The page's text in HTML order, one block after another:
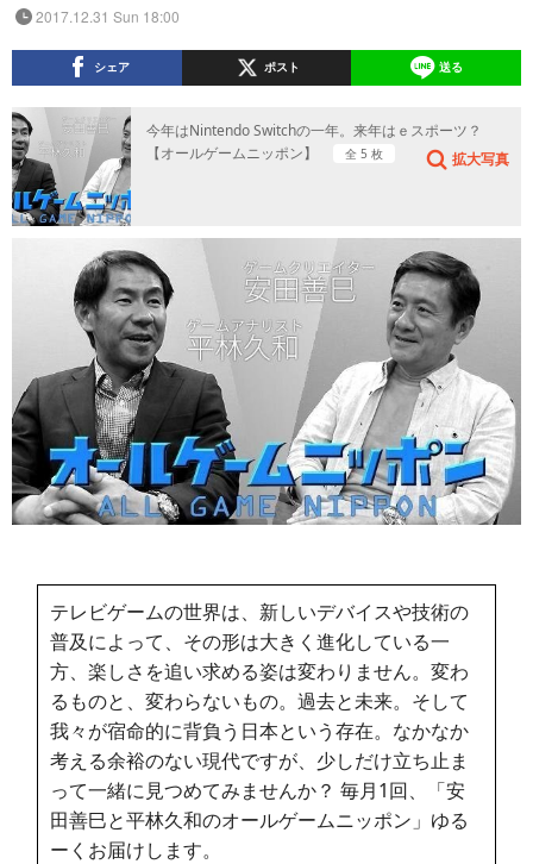
2017.12.31 Sun 18:00
シェア ポスト 送る
今年はNintendo Switchの一年。来年はｅスポーツ？
【オールゲームニッポン】
全 5 枚 拡大写真
テレビゲームの世界は、新しいデバイスや技術の
普及によって、その形は大きく進化している一
方、楽しさを追い求める姿は変わりません。変わ
るものと、変わらないもの。過去と未来。そして
我々が宿命的に背負う日本という存在。なかなか
考える余裕のない現代ですが、少しだけ立ち止ま
って一緒に見つめてみませんか？ 毎月1回、「安
田善巳と平林久和のオールゲームニッポン」ゆる
ーくお届けします。